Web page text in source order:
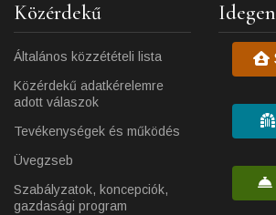
Közérdekű
Általános közzétételi lista
Közérdekű adatkérelemre
adott válaszok
Tevékenységek és működés
Üvegzseb
Szabályzatok, koncepciók,
gazdasági program